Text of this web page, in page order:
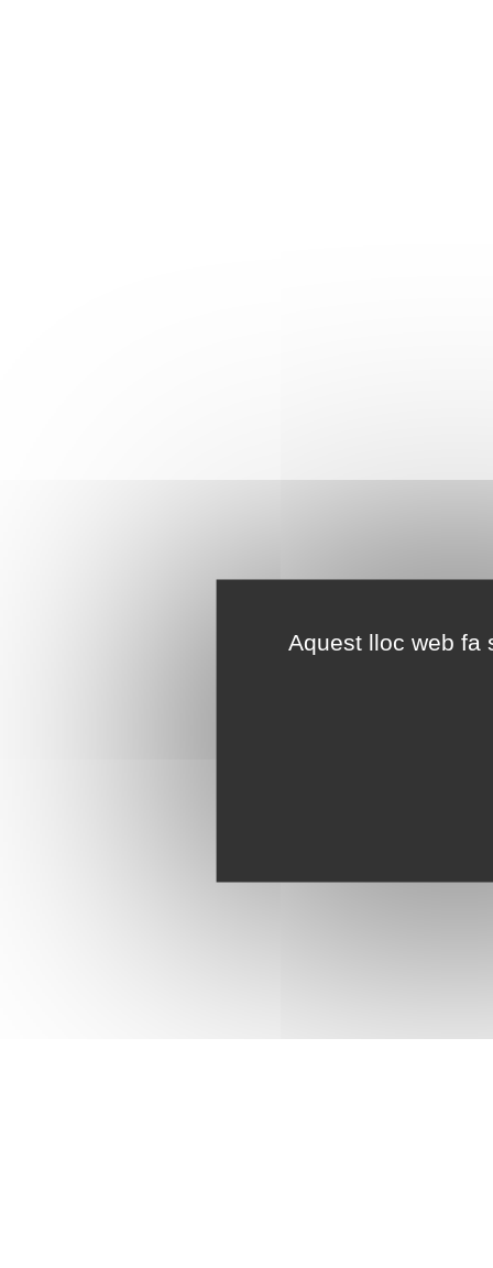
Aquest lloc web fa